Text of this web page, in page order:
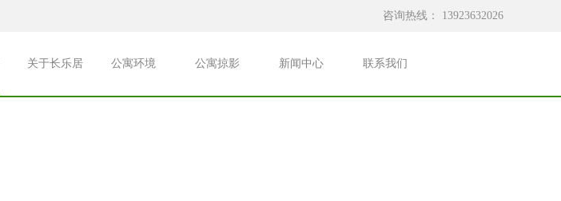
咨询热线： 13923632026
关于长乐居 公寓环境 公寓掠影 新闻中心 联系我们